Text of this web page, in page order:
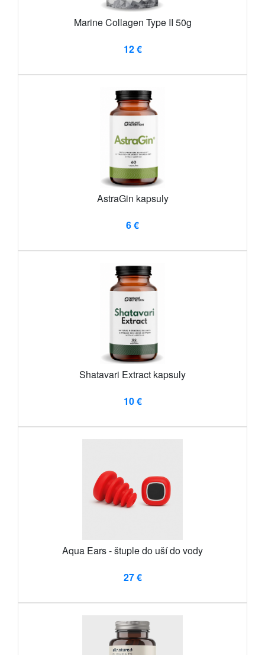
Marine Collagen Type II 50g
12 €
AstraGin kapsuly
6 €
Shatavari Extract kapsuly
10 €
Aqua Ears - štuple do uší do vody
27 €